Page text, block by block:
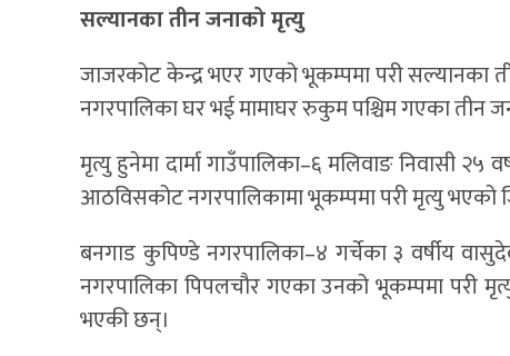
सल्यानका तीन जनाको मृत्यु
जाजरकोट केन्द्र भएर गएको भूकम्पमा परी सल्यानका
नगरपालिका घर भई मामाघर रुकुम पश्चिम गएका तीन
मृत्यु हुनेमा दार्मा गाउँपालिका–६ मलिवाङ निवासी
आठविसकोट नगरपालिकामा भूकम्पमा परी मृत्यु भएको
बनगाड कुपिण्डे नगरपालिका–४ गर्चेका ३ वर्षीय
नगरपालिका पिपलचौर गएका उनको भूकम्पमा परी
भएकी छन्।